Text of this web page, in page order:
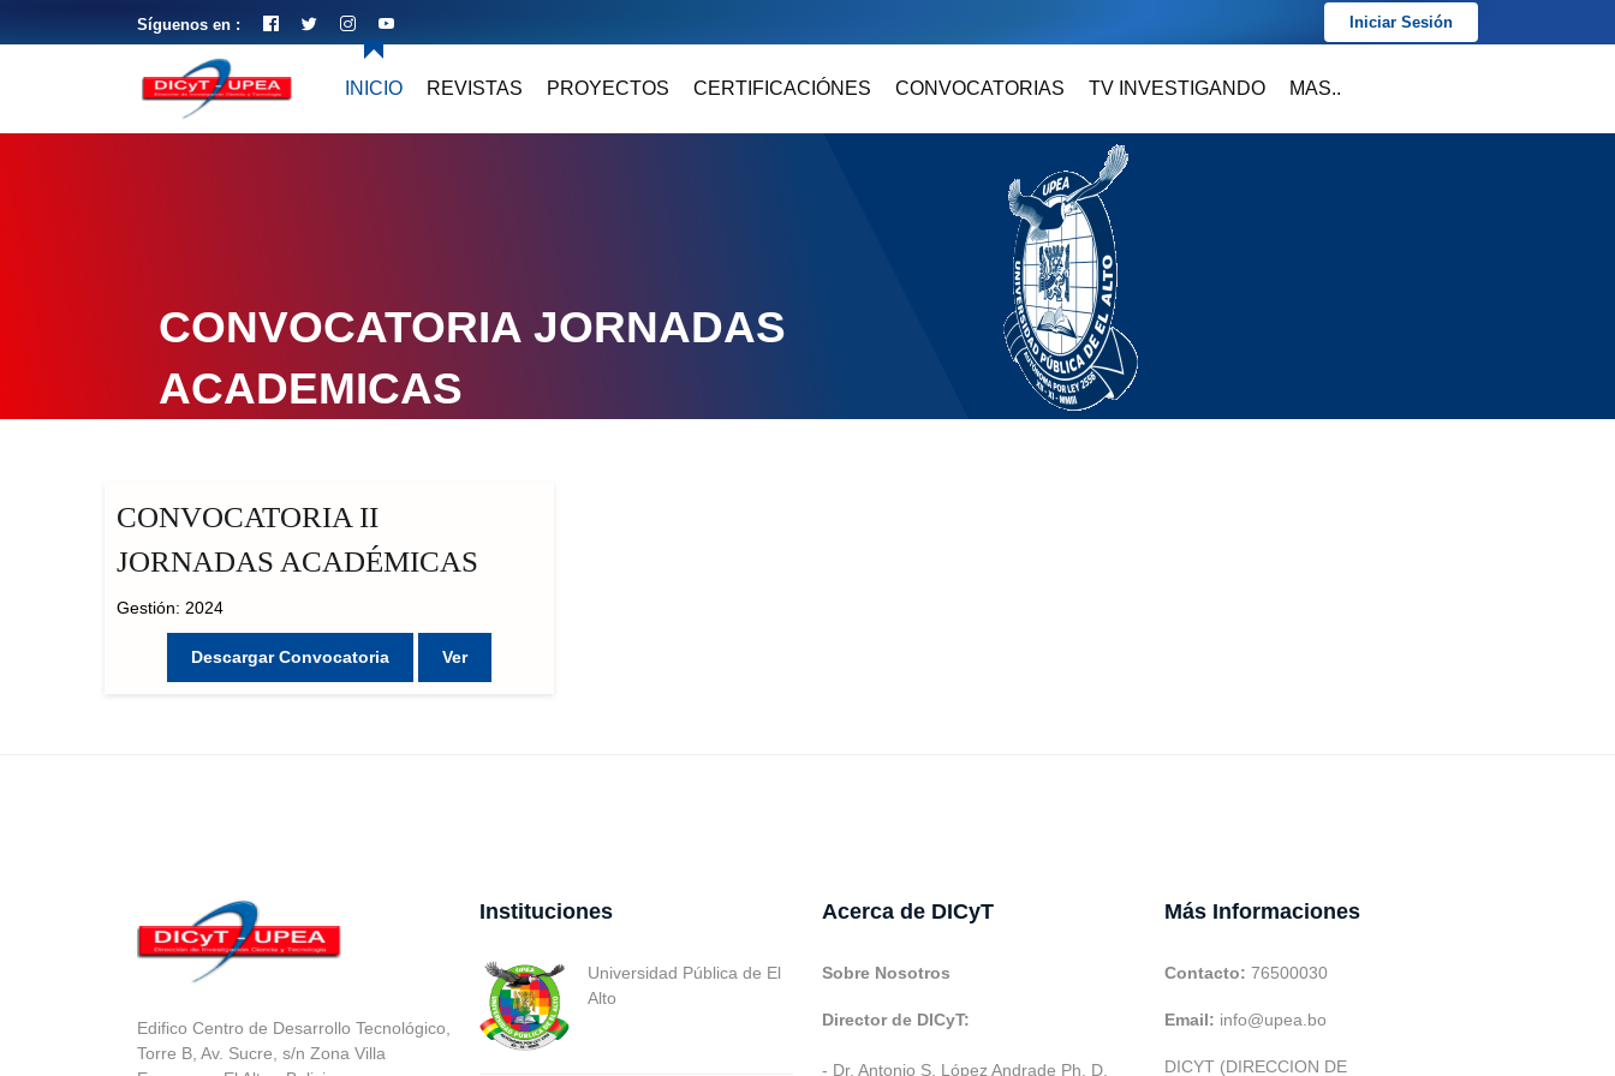
Síguenos en : Iniciar Sesión
INICIO REVISTAS PROYECTOS CERTIFICACIÓNES CONVOCATORIAS TV INVESTIGANDO MAS..
CONVOCATORIA JORNADAS
ACADEMICAS
CONVOCATORIA II
JORNADAS ACADÉMICAS
Gestión: 2024
Descargar Convocatoria Ver
Edifico Centro de Desarrollo Tecnológico,
Torre B, Av. Sucre, s/n Zona Villa
Instituciones
Universidad Pública de El
Alto
Acerca de DICyT
Sobre Nosotros
Director de DICyT:
- Dr. Antonio S. López Andrade Ph. D.
Más Informaciones
Contacto: 76500030
Email: info@upea.bo
DICYT (DIRECCION DE